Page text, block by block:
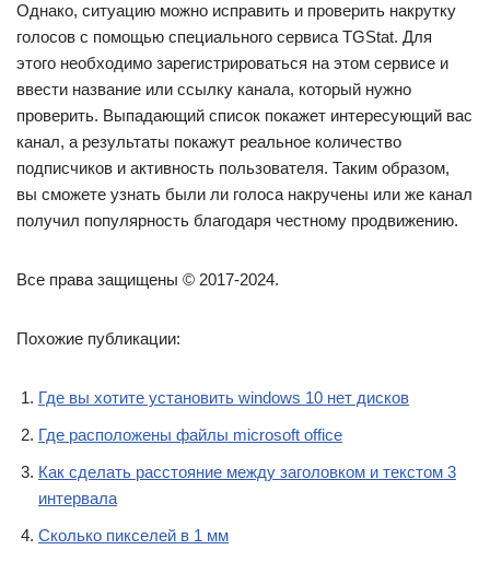
Однако, ситуацию можно исправить и проверить накрутку
голосов с помощью специального сервиса TGStat. Для
этого необходимо зарегистрироваться на этом сервисе и
ввести название или ссылку канала, который нужно
проверить. Выпадающий список покажет интересующий вас
канал, а результаты покажут реальное количество
подписчиков и активность пользователя. Таким образом,
вы сможете узнать были ли голоса накручены или же канал
получил популярность благодаря честному продвижению.
Все права защищены © 2017-2024.
Похожие публикации:
Где вы хотите установить windows 10 нет дисков
Где расположены файлы microsoft office
Как сделать расстояние между заголовком и текстом 3
интервала
Сколько пикселей в 1 мм